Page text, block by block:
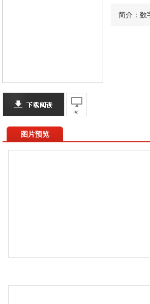
简介：数
图片预览